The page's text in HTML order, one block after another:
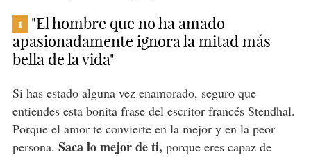
1
"El hombre que no ha amado
apasionadamente ignora la mitad más
bella de la vida"
Si has estado alguna vez enamorado, seguro que
entiendes esta bonita frase del escritor francés Stendhal.
Porque el amor te convierte en la mejor y en la peor
persona. Saca lo mejor de ti, porque eres capaz de